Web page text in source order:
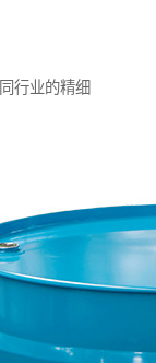
行业的精细